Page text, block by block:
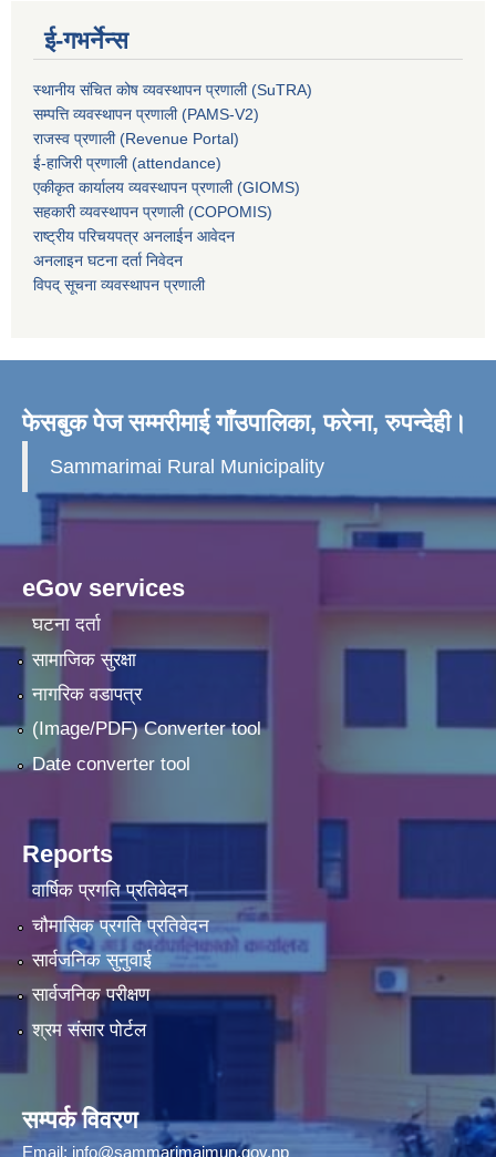
ई-गभर्नेन्स
स्थानीय संचित कोष व्यवस्थापन प्रणाली (SuTRA)
सम्पत्ति व्यवस्थापन प्रणाली (PAMS-V2)
राजस्व प्रणाली (Revenue Portal)
ई-हाजिरी प्रणाली (attendance)
एकीकृत कार्यालय व्यवस्थापन प्रणाली (GIOMS)
सहकारी व्यवस्थापन प्रणाली (COPOMIS)
राष्ट्रीय परिचयपत्र अनलाईन आवेदन
अनलाइन घटना दर्ता निवेदन
विपद् सूचना व्यवस्थापन प्रणाली
फेसबुक पेज सम्मरीमाई गाँउपालिका, फरेना, रुपन्देही।
Sammarimai Rural Municipality
eGov services
घटना दर्ता
सामाजिक सुरक्षा
नागरिक वडापत्र
(Image/PDF) Converter tool
Date converter tool
Reports
वार्षिक प्रगति प्रतिवेदन
चौमासिक प्रगति प्रतिवेदन
सार्वजनिक सुनुवाई
सार्वजनिक परीक्षण
श्रम संसार पोर्टल
सम्पर्क विवरण
Email: info@sammarimaimun.gov.np